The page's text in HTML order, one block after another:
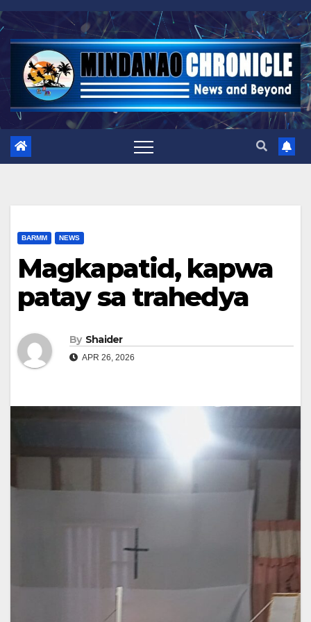
Skip
to
content
BARMM NEWS
Magkapatid, kapwa
patay sa trahedya
By Shaider
APR 26, 2026